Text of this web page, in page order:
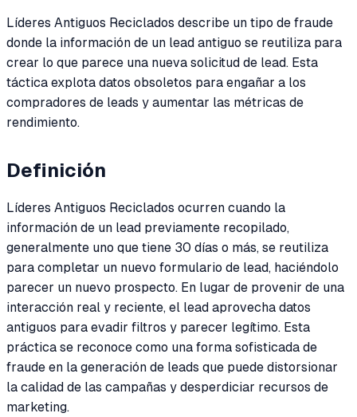
Líderes Antiguos Reciclados describe un tipo de fraude
donde la información de un lead antiguo se reutiliza para
crear lo que parece una nueva solicitud de lead. Esta
táctica explota datos obsoletos para engañar a los
compradores de leads y aumentar las métricas de
rendimiento.
Definición
Líderes Antiguos Reciclados ocurren cuando la
información de un lead previamente recopilado,
generalmente uno que tiene 30 días o más, se reutiliza
para completar un nuevo formulario de lead, haciéndolo
parecer un nuevo prospecto. En lugar de provenir de una
interacción real y reciente, el lead aprovecha datos
antiguos para evadir filtros y parecer legítimo. Esta
práctica se reconoce como una forma sofisticada de
fraude en la generación de leads que puede distorsionar
la calidad de las campañas y desperdiciar recursos de
marketing.